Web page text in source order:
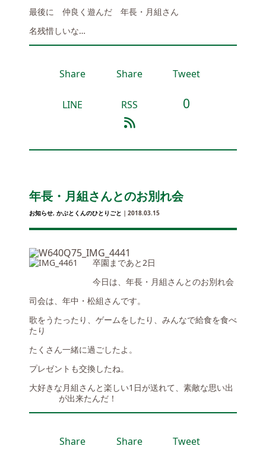
最後に 仲良く遊んだ 年長・月組さん
名残惜しいな…
Share Share Tweet
LINE RSS 0
年長・月組さんとのお別れ会
お知らせ, かぶとくんのひとりごと ｜2018.03.15
卒園まであと2日
今日は、年長・月組さんとのお別れ会
司会は、年中・松組さんです。
歌をうたったり、ゲームをしたり、みんなで給食を食べ
たり
たくさん一緒に過ごしたよ。
プレゼントも交換したね。
大好きな月組さんと楽しい1日が送れて、素敵な思い出
が出来たんだ！
Share Share Tweet